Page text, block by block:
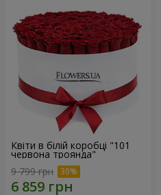
Квіти в білій коробці "101
червона троянда"
9 799 грн